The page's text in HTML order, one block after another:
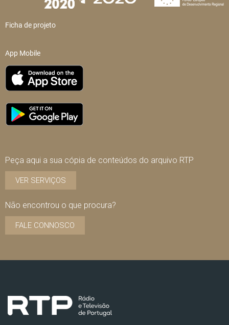
Ficha de projeto
App Mobile
Peça aqui a sua cópia de conteúdos do arquivo RTP
VER SERVIÇOS
Não encontrou o que procura?
FALE CONNOSCO